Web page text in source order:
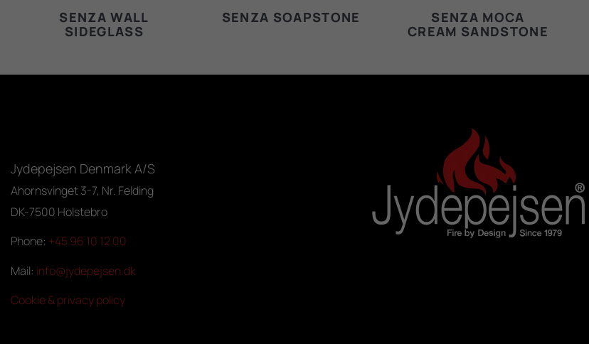
SENZA WALL
SIDEGLASS
SENZA SOAPSTONE
SENZA MOCA
CREAM SANDSTONE
Jydepejsen Denmark A/S
Ahornsvinget 3-7, Nr. Felding
DK-7500 Holstebro
Phone: +45 96 10 12 00
Mail: info@jydepejsen.dk
Cookie & privacy policy